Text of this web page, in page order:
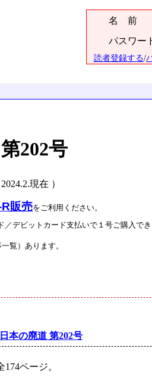
名 前
パスワー
読者登録する/
202号
2024.2.現在 ）
販売をご利用ください。
デビットカード支払いで１号ご購入でき
一覧）あります。
日本の廃道 第202号
174ページ。